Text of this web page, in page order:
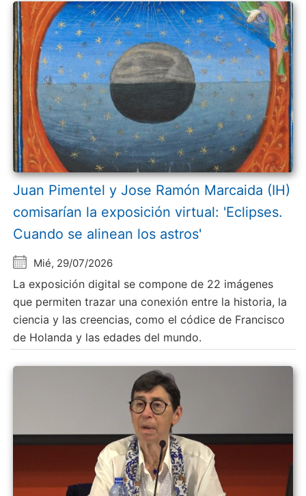
Juan Pimentel y Jose Ramón Marcaida (IH)
comisarían la exposición virtual: 'Eclipses.
Cuando se alinean los astros'
Mié, 29/07/2026
La exposición digital se compone de 22 imágenes
que permiten trazar una conexión entre la historia, la
ciencia y las creencias, como el códice de Francisco
de Holanda y las edades del mundo.